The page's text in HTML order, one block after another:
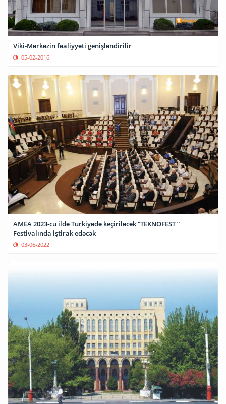
Viki-Mərkəzin fəaliyyəti genişləndirilir
05-02-2016
AMEA 2023-cü ildə Türkiyədə keçiriləcək “TEKNOFEST ”
Festivalında iştirak edəcək
03-06-2022